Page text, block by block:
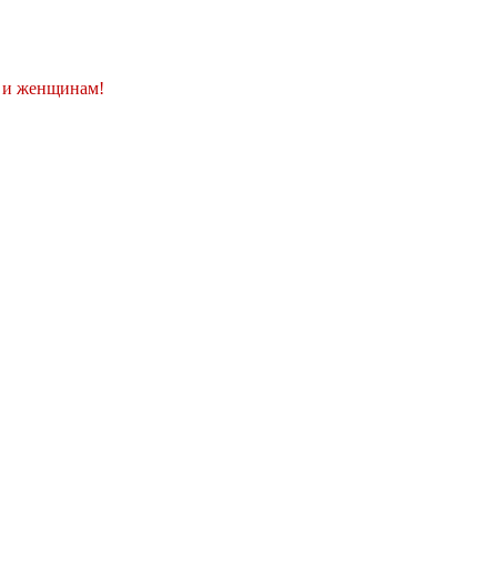
и женщинам!